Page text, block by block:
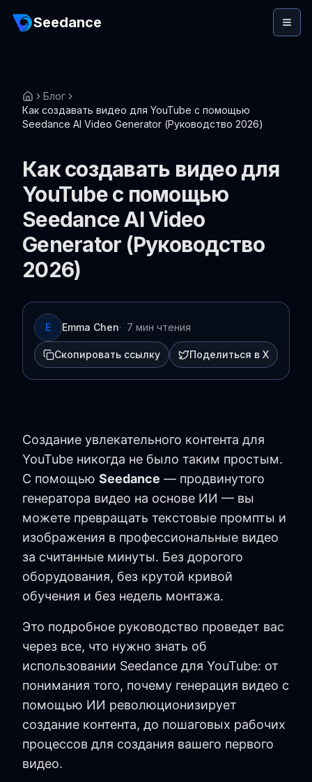
Seedance
Блог
Как создавать видео для YouTube с помощью
Seedance AI Video Generator (Руководство 2026)
Как создавать видео для
YouTube с помощью
Seedance AI Video
Generator (Руководство
2026)
E Emma Chen· 7 мин чтения
Скопировать ссылку Поделиться в X
Создание увлекательного контента для
YouTube никогда не было таким простым.
С помощью Seedance — продвинутого
генератора видео на основе ИИ — вы
можете превращать текстовые промпты и
изображения в профессиональные видео
за считанные минуты. Без дорогого
оборудования, без крутой кривой
обучения и без недель монтажа.
Это подробное руководство проведет вас
через все, что нужно знать об
использовании Seedance для YouTube: от
понимания того, почему генерация видео с
помощью ИИ революционизирует
создание контента, до пошаговых рабочих
процессов для создания вашего первого
видео.